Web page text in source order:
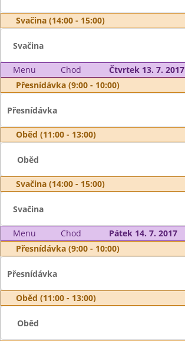
Svačina (14:00 - 15:00)
Svačina
Menu Chod
Čtvrtek 13. 7. 2017
Přesnídávka (9:00 - 10:00)
Přesnídávka
Oběd (11:00 - 13:00)
Oběd
Svačina (14:00 - 15:00)
Svačina
Menu Chod
Pátek 14. 7. 2017
Přesnídávka (9:00 - 10:00)
Přesnídávka
Oběd (11:00 - 13:00)
Oběd